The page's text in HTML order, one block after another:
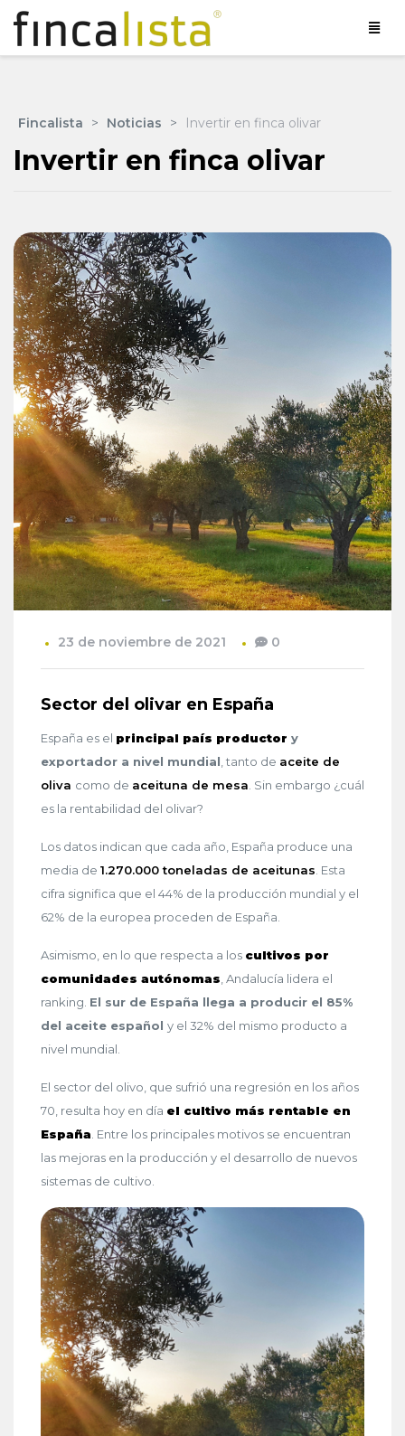
Fincalista > Noticias > Invertir en finca olivar
Invertir en finca olivar
23 de noviembre de 2021 0
Sector del olivar en España
España es el principal país productor y
exportador a nivel mundial, tanto de aceite de
oliva como de aceituna de mesa. Sin embargo ¿cuál
es la rentabilidad del olivar?
Los datos indican que cada año, España produce una
media de 1.270.000 toneladas de aceitunas. Esta
cifra significa que el 44% de la producción mundial y el
62% de la europea proceden de España.
Asimismo, en lo que respecta a los cultivos por
comunidades autónomas, Andalucía lidera el
ranking. El sur de España llega a producir el 85%
del aceite español y el 32% del mismo producto a
nivel mundial.
El sector del olivo, que sufrió una regresión en los años
70, resulta hoy en día el cultivo más rentable en
España. Entre los principales motivos se encuentran
las mejoras en la producción y el desarrollo de nuevos
sistemas de cultivo.